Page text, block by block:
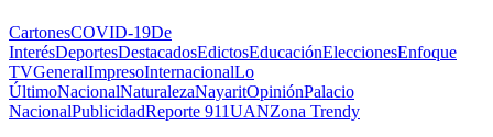
CartonesCOVID-19De
InterésDeportesDestacadosEdictosEducaciónEleccionesEnfoque
TVGeneralImpresoInternacionalLo
ÚltimoNacionalNaturalezaNayaritOpiniónPalacio
NacionalPublicidadReporte 911UANZona Trendy